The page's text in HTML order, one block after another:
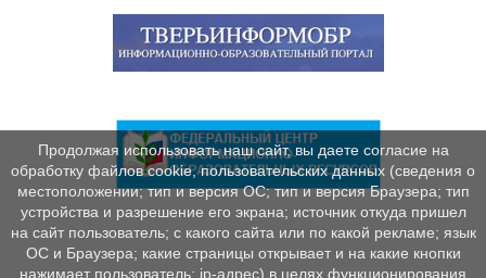
Продолжая использовать наш сайт, вы даете согласие на
обработку файлов cookie, пользовательских данных (сведения о
местоположении; тип и версия ОС; тип и версия Браузера; тип
устройства и разрешение его экрана; источник откуда пришел
на сайт пользователь; с какого сайта или по какой рекламе; язык
ОС и Браузера; какие страницы открывает и на какие кнопки
нажимает пользователь; ip-адрес) в целях функционирования